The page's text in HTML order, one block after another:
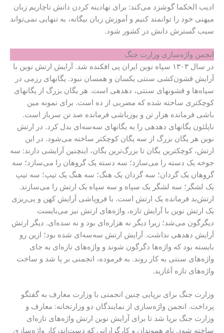
ادیب الحکما گوشزد می‌کند: برای نهادینه کردن دانش ناچاریم زبان
میهنی خود را توانمند کنیم و آموزش زبان بیگانه، به تنهایی نمی‌تواند
سبب گسترش دانش در کشور شود.
انجمن واژه‌سازی وزارت جنگ
در سال ۱۳۰۳ سپاه نوین ایران پی افکنده شد. آرایش ارتش نوین با
آرایش قشون‌کشی سنتی یکسان و همسان نبود. یگانهای رزمی در
سپاه‌ها و قشونهای سنتی، دهدهی است. هر یگان بزرگ از یگانهای
کوچکتری ساخته شده‌ که مضربی از ده است. برای نمونه مین
باشی فرمانده هزار تن و یوزباشی فرمانده صد تن سرباز است.
ناپلئون یگانهای دهدهی را به یگانهای سه‌سه‌ای بدل کرد. در ارتش
نوین هر یگان بزرگ از سه یگان کوچکتر ساخته می‌شود. در این
ارتش، کوچکترین یگان تا بزرگ‌ترین یگان، اینچنین آرایشی دارند: سه
جوخه یک دسته را می‌سازد؛ سه دسته یک گروهان را می‌سازد؛ سه
گروهان یک گردان؛ سه گردان یک هنگ؛ سه هنگ یک تیپ؛ سه تیپ
یک لشگر؛ سه لشگر یک سپاه و سه سپاه یک ارتش را می‌سازند.
ارتش‌بد فرمانده یک ارتش است. با فروپاشی آرایش کهن و پی‌ریزی
یک ارتش نوین با آرایش تازه، واژه‌های ارتش نیز می‌بایست
دیگرگون می‌شد؛ زیرا دیگر نه هزاره‌ای بود و نه سده‌ای. دیگر ارتش
آرایش دهدهی نداشت. آرایش ارتش سه‌سه‌ای شده بود؛ ازین رو
بایسته بود که واژه‌ها دگرگون شوند و واژه‌های تازه‌ای به جای
واژه‌های سنتی به کار روند. به فرموده، انجمنی بر پا شد و ساخت
واژه‌های تازه آغازید.
وزارت جنگ برای برپایی چنین انجمنی با وزارت معارف به گفتگو
پرداخت. انجمن واژه‌سازی از نمایندگان دو وزارتخانه: معارف و
وزارت جنگ برپا شد تا برای آرایش نوین ارتش واژه‌های تازه‌ای
ساخته شود. نام هموندان و کارگزارانی که دست‌اندرکار واژه‌سازی